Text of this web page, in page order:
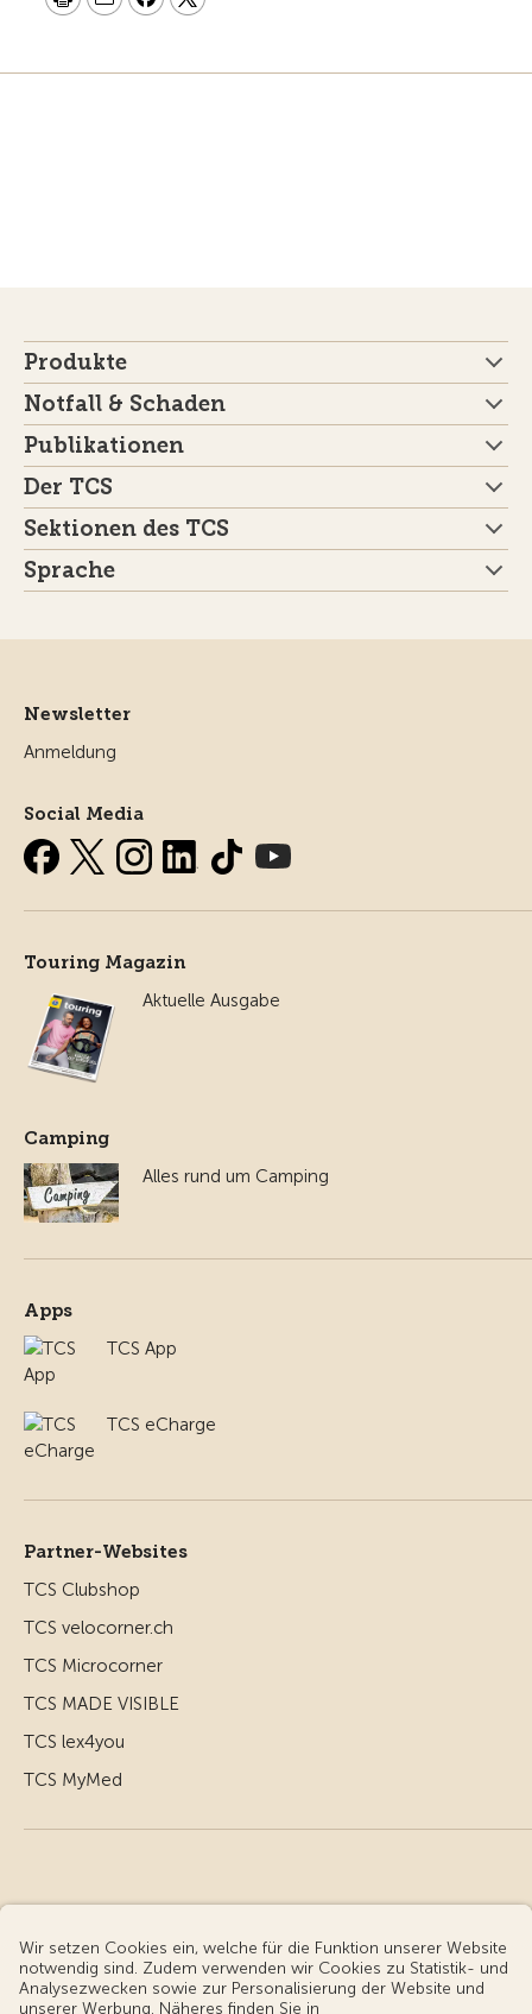
Produkte
Notfall & Schaden
Publikationen
Der TCS
Sektionen des TCS
Sprache
Newsletter
Anmeldung
Social Media
Touring Magazin
Aktuelle Ausgabe
Camping
Alles rund um Camping
Apps
TCS App
TCS eCharge
Partner-Websites
TCS Clubshop
TCS velocorner.ch
TCS Microcorner
TCS MADE VISIBLE
TCS lex4you
TCS MyMed